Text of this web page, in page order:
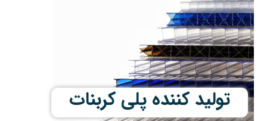
تولید کننده پلی کربنات